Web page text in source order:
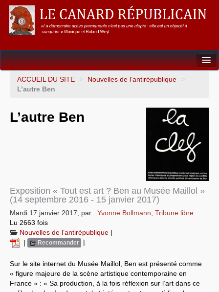
Dossiers
Points de repères
Résistances
L’Empire américain
Systèmes & société sous contrôle
Crises "Covid-19 & H1N1"
ACCUEIL DU SITE > Nouvelles de l’antirépublique
>
L’autre Ben
L’autre Ben
Exposition « Tout est art ? Ben au Musée Maillol »
(14 septembre 2016 - 15 janvier 2017)
Mardi 17 janvier 2017 par .Yvonne Bollmann Tribune libre
Lu 2663 fois
Nouvelles de l’antirépublique |
|
Recommander |
Sur le site internet du Musée Maillol, Ben est présenté comme
« figure majeure de la scène artistique contemporaine en
France » : « Sa production, à la fois réflexion sur l’art dans ce